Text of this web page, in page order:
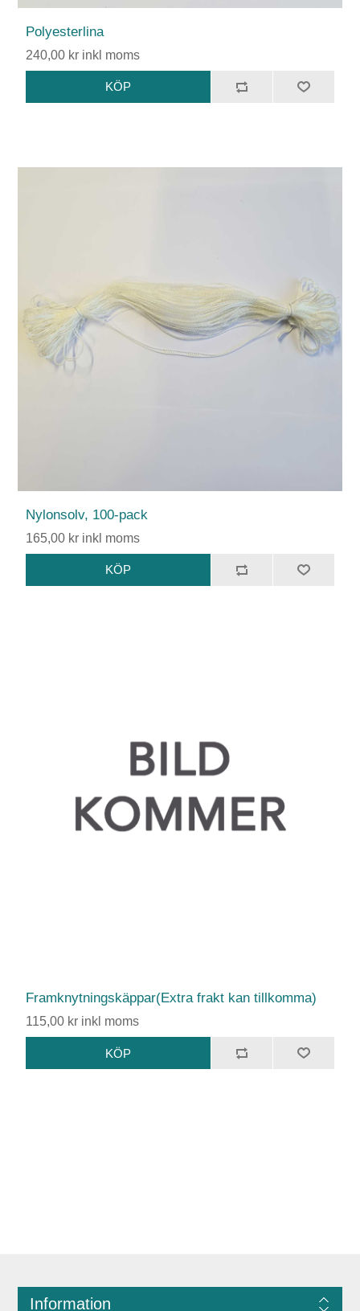
Polyesterlina
240,00 kr inkl moms
Nylonsolv, 100-pack
165,00 kr inkl moms
Framknytningskäppar(Extra frakt kan tillkomma)
115,00 kr inkl moms
Information